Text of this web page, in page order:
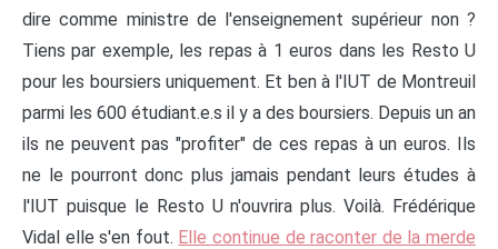
dire comme ministre de l'enseignement supérieur non ?
Tiens par exemple, les repas à 1 euros dans les Resto U
pour les boursiers uniquement. Et ben à l'IUT de Montreuil
parmi les 600 étudiant.e.s il y a des boursiers. Depuis un an
ils ne peuvent pas "profiter" de ces repas à un euros. Ils
ne le pourront donc plus jamais pendant leurs études à
l'IUT puisque le Resto U n'ouvrira plus. Voilà. Frédérique
Vidal elle s'en fout. Elle continue de raconter de la merde